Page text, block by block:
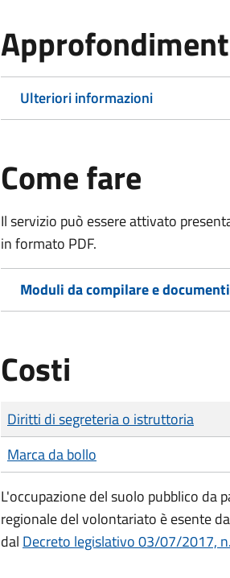
Ulteriori informazioni
Come fare
Il servizio può essere attivato
in formato PDF.
Moduli da compilare e
Costi
Tipo di pagamento
Importo
Diritti di segreteria o istruttoria
Marca da bollo
L'occupazione del suolo pubblico da
regionale del volontariato è esente
dal Decreto legislativo 03/07/2017,